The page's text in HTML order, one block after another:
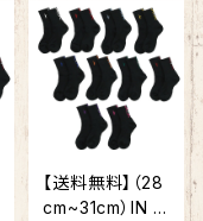
ス バスケ 靴下
バッソク スポ
ーツ 大人気のイ
ンザペイント
新デザイン バ
スケ靴下
【送料無料】（28
cm~31cm）IN T